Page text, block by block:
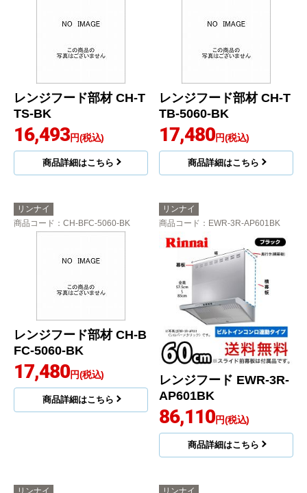
レンジフード部材 CH-T
TS-BK
16,493円(税込)
商品詳細はこちら
レンジフード部材 CH-T
TB-5060-BK
17,480円(税込)
商品詳細はこちら
リンナイ
商品コード ：CH-BFC-5060-BK
レンジフード部材 CH-B
FC-5060-BK
17,480円(税込)
商品詳細はこちら
リンナイ
商品コード ：EWR-3R-AP601BK
レンジフード EWR-3R-
AP601BK
86,110円(税込)
商品詳細はこちら